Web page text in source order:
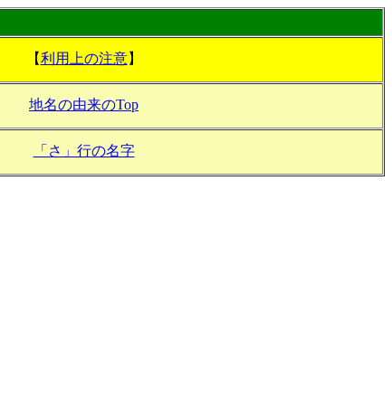
【利用上の注意】
地名の由来のTop
「さ」行の名字